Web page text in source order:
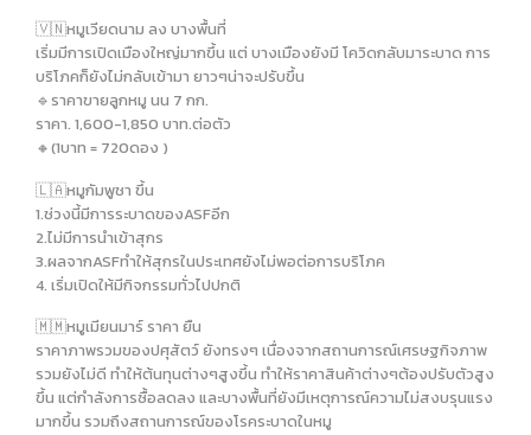
🇻🇳หมูเวียดนาม ลง บางพื้นที่
เริ่มมีการเปิดเมืองใหญ่มากขึ้น แต่ บางเมืองยังมี โควิดกลับมาระบาด การ
บริโภคก็ยังไม่กลับเข้ามา ยาวๆน่าจะปรับขึ้น
🔹️ราคาขายลูกหมู นน 7 กก.
ราคา. 1,600-1,850 บาท.ต่อตัว
🔸️(1บาท = 720ดอง )
🇱🇦หมูกัมพูชา ขึ้น
1.ช่วงนี้มีการระบาดของASFอีก
2.ไม่มีการนำเข้าสุกร
3.ผลจากASFทำให้สุกรในประเทศยังไม่พอต่อการบริโภค
4. เริ่มเปิดให้มีกิจกรรมทั่วไปปกติ
🇲🇲หมูเมียนมาร์ ราคา ยืน
ราคาภาพรวมของปศุสัตว์ ยังทรงๆ เนื่องจากสถานการณ์เศรษฐกิจภาพ
รวมยังไม่ดี ทำให้ต้นทุนต่างๆสูงขึ้น ทำให้ราคาสินค้าต่างๆต้องปรับตัวสูง
ขึ้น แต่กำลังการซื้อลดลง และบางพื้นที่ยังมีเหตุการณ์ความไม่สงบรุนแรง
มากขึ้น รวมถึงสถานการณ์ของโรคระบาดในหมู